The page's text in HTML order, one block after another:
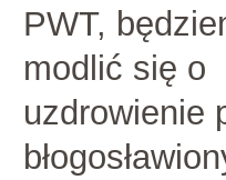
PWT,
modlić się o
uzdrowienie